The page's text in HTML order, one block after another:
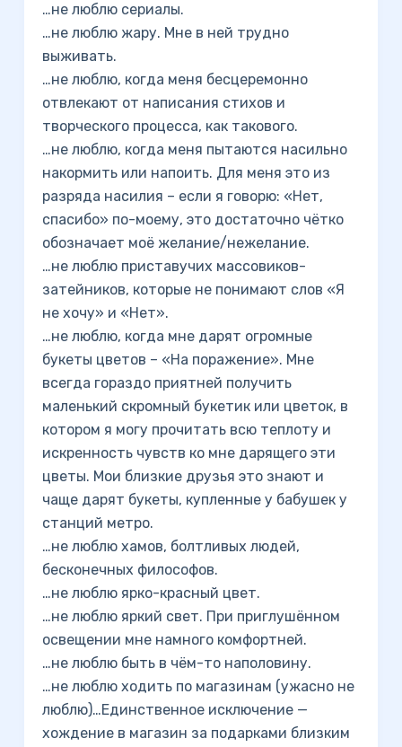
…не люблю сериалы.
…не люблю жару. Мне в ней трудно
выживать.
…не люблю, когда меня бесцеремонно
отвлекают от написания стихов и
творческого процесса, как такового.
…не люблю, когда меня пытаются насильно
накормить или напоить. Для меня это из
разряда насилия – если я говорю: «Нет,
спасибо» по-моему, это достаточно чётко
обозначает моё желание/нежелание.
…не люблю приставучих массовиков-
затейников, которые не понимают слов «Я
не хочу» и «Нет».
…не люблю, когда мне дарят огромные
букеты цветов – «На поражение». Мне
всегда гораздо приятней получить
маленький скромный букетик или цветок, в
котором я могу прочитать всю теплоту и
искренность чувств ко мне дарящего эти
цветы. Мои близкие друзья это знают и
чаще дарят букеты, купленные у бабушек у
станций метро.
…не люблю хамов, болтливых людей,
бесконечных философов.
…не люблю ярко-красный цвет.
…не люблю яркий свет. При приглушённом
освещении мне намного комфортней.
…не люблю быть в чём-то наполовину.
…не люблю ходить по магазинам (ужасно не
люблю)…Единственное исключение —
хождение в магазин за подарками близким